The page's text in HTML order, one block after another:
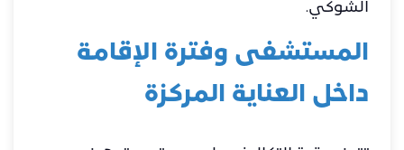
الشوكي.
المستشفى وفترة الإقامة
داخل العناية المركزة